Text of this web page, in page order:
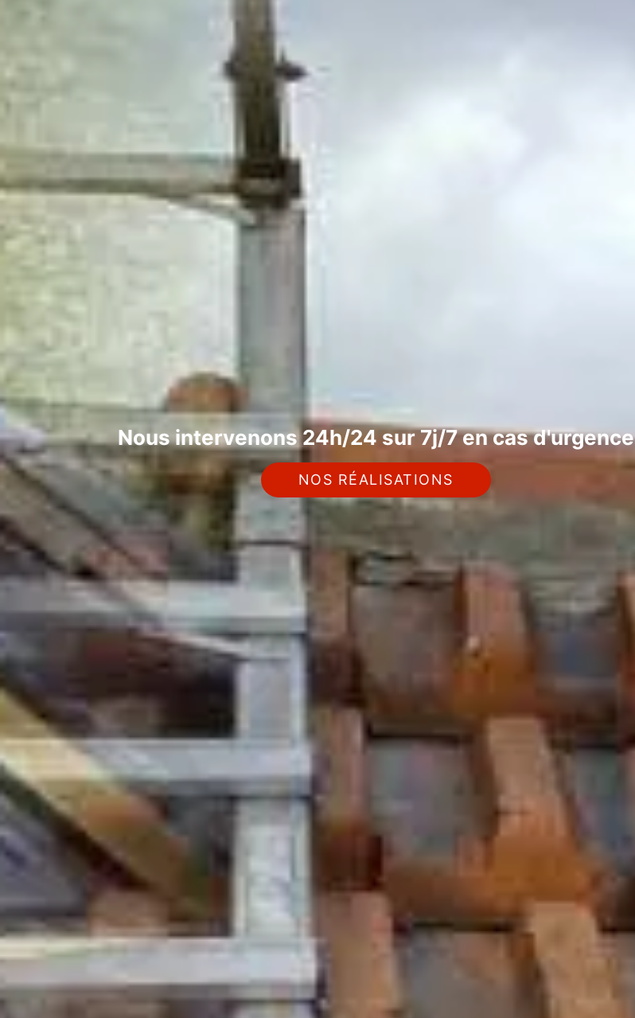
Nous intervenons 24h/24 sur 7j/7 en cas d'urgence
NOS RÉALISATIONS